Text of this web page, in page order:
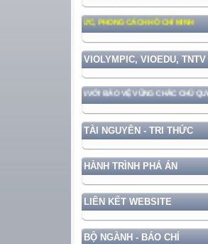
TƯ TƯỞNG, ĐẠO ĐỨC, PHONG CÁCH HỒ CHÍ MINH
VIOLYMPIC, VIOEDU, TNTV
ĐẤT NƯỚC GẮN VỚI BẢO VỆ VỮNG CHẮC CHỦ QUYỀN
TÀI NGUYÊN - TRI THỨC
HÀNH TRÌNH PHÁ ÁN
LIÊN KẾT WEBSITE
BỘ NGÀNH - BÁO CHÍ